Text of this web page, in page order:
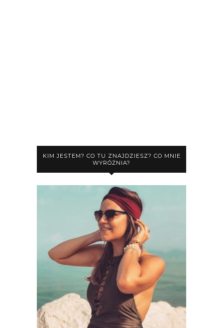
KIM JESTEM? CO TU ZNAJDZIESZ? CO MNIE
WYRÓŻNIA?